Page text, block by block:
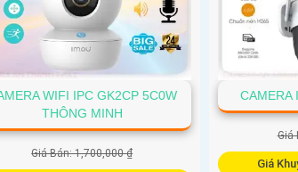
WIFI IPC GK2CP 5C0W
THÔNG MINH
Giá Bán: 1,700,000 ₫
CAMERA
Giá
Giá